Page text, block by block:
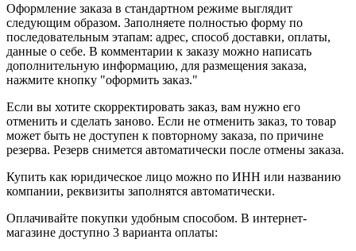
Оформление заказа в стандартном режиме выглядит
следующим образом. Заполняете полностью форму по
последовательным этапам: адрес, способ доставки, оплаты,
данные о себе. В комментарии к заказу можно написать
дополнительную информацию, для размещения заказа,
нажмите кнопку "оформить заказ."
Если вы хотите скорректировать заказ, вам нужно его
отменить и сделать заново. Если не отменить заказ, то товар
может быть не доступен к повторному заказа, по причине
резерва. Резерв снимется автоматически после отмены заказа.
Купить как юридическое лицо можно по ИНН или названию
компании, реквизиты заполнятся автоматически.
Оплачивайте покупки удобным способом. В интернет-
магазине доступно 3 варианта оплаты: